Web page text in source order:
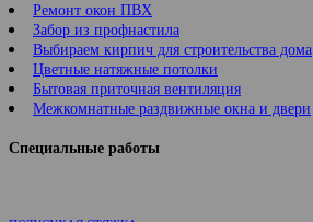
Ремонт окон ПВХ
Забор из профнастила
Выбираем кирпич для строительства дома
Цветные натяжные потолки
Бытовая приточная вентиляция
Межкомнатные раздвижные окна и двери
Специальные работы